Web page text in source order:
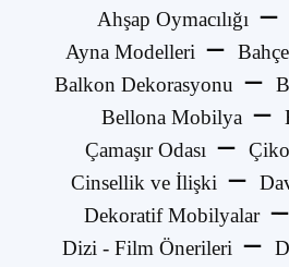
Ahşap Oymacılığı
Ayna Modelleri
Balkon Dekorasyonu
Bellona Mobilya
Çamaşır Odası
Cinsellik ve İlişki
Dekoratif Mobilyalar
Dizi - Film Önerileri